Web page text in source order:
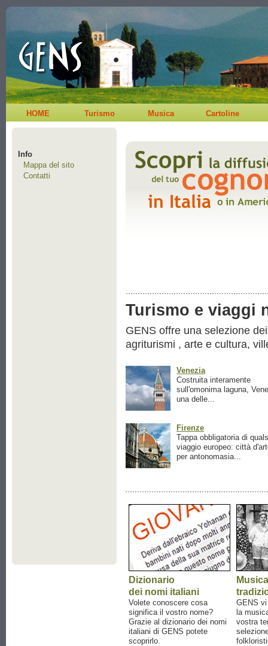
HOME Turismo Musica Cartoline
Info
Mappa del sito
Contatti
Turismo e viaggi
GENS offre una selezione
agriturismi , arte e cultura,
Venezia
Costruita interamente
sull'omonima laguna,
una delle...
Firenze
Tappa obbligatoria di
viaggio europeo: città
per antonomasia...
Dizionario
dei nomi italiani
Volete conoscere cosa
significa il vostro nome?
Grazie al dizionario dei nomi
italiani di GENS potete
scoprirlo.
Musica
GENS
la
vostra